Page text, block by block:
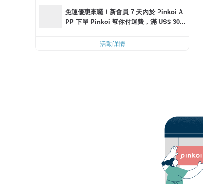
免運優惠來囉！新會員 7 天內於 Pinkoi A
PP 下單 Pinkoi 幫你付運費，滿 US$ 30.0
活動詳情